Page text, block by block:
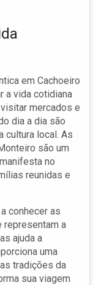
em Cachoeiro
a vida cotidiana
mercados e
dia a dia são
cultura local. As
são um
no
reunidas e
conhecer as
representam a
ajuda a
uma
tradições da
sua viagem